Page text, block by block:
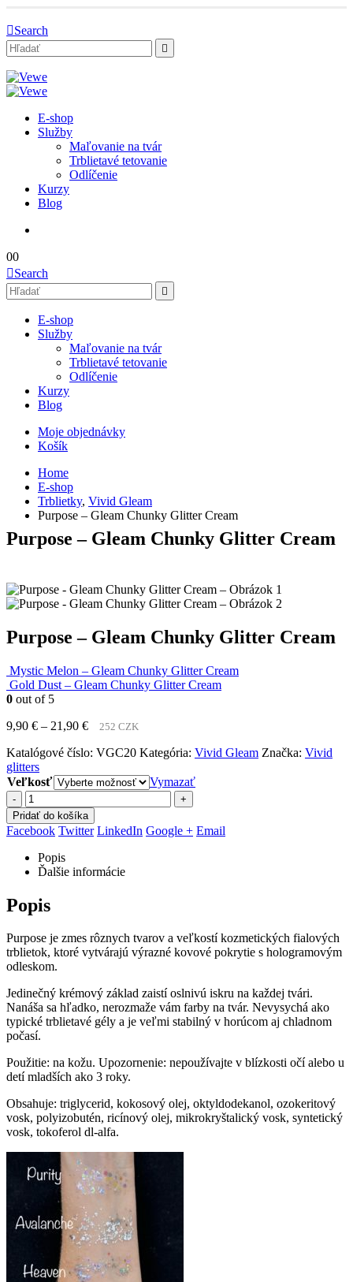
Search
E-shop
Služby
Maľovanie na tvár
Trblietavé tetovanie
Odlíčenie
Kurzy
Blog
00
Search
E-shop
Služby
Maľovanie na tvár
Trblietavé tetovanie
Odlíčenie
Kurzy
Blog
Moje objednávky
Košík
Home
E-shop
Trblietky, Vivid Gleam
Purpose – Gleam Chunky Glitter Cream
Purpose – Gleam Chunky Glitter Cream
Purpose – Gleam Chunky Glitter Cream
Mystic Melon – Gleam Chunky Glitter Cream
Gold Dust – Gleam Chunky Glitter Cream
0 out of 5
9,90 € – 21,90 €Price
9,90 €
21,90 €
252 CZK
Katalógové číslo: VGC20 Kategória: Vivid Gleam Značka: Vivid
glitters
Veľkosť
Vymazať
-
+
Pridať do košíka
Facebook Twitter LinkedIn Google + Email
Popis
Ďalšie informácie
Popis
Purpose je zmes rôznych tvarov a veľkostí kozmetických fialových
trblietok, ktoré vytvárajú výrazné kovové pokrytie s hologramovým
odleskom.
Jedinečný krémový základ zaistí oslnivú iskru na každej tvári.
Nanáša sa hľadko, nerozmaže vám farby na tvár. Nevysychá ako
typické trblietavé gély a je veľmi stabilný v horúcom aj chladnom
počasí.
Použitie: na kožu. Upozornenie: nepoužívajte v blízkosti očí alebo u
detí mladších ako 3 roky.
Obsahuje: triglycerid, kokosový olej, oktyldodekanol, ozokeritový
vosk, polyizobutén, ricínový olej, mikrokryštalický vosk, syntetický
vosk, tokoferol dl-alfa.